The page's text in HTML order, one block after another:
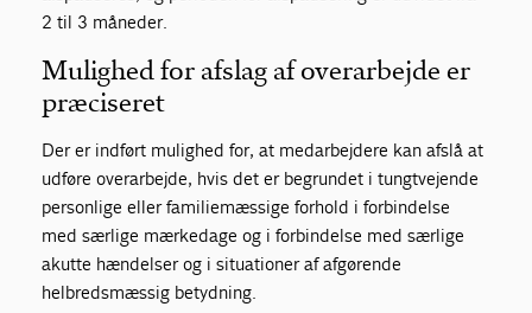
2 til 3 måneder.
Mulighed for afslag af overarbejde er
præciseret
Der er indført mulighed for, at medarbejdere kan afslå at
udføre overarbejde, hvis det er begrundet i tungtvejende
personlige eller familiemæssige forhold i forbindelse
med særlige mærkedage og i forbindelse med særlige
akutte hændelser og i situationer af afgørende
helbredsmæssig betydning.